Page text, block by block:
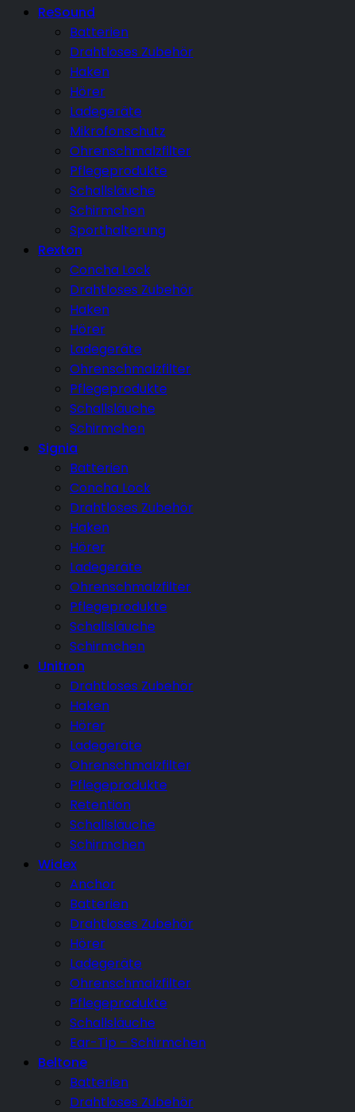
ReSound
Batterien
Drahtloses Zubehör
Haken
Hörer
Ladegeräte
Mikrofonschutz
Ohrenschmalzfilter
Pflegeprodukte
Schallsläuche
Schirmchen
Sporthalterung
Rexton
Concha Lock
Drahtloses Zubehör
Haken
Hörer
Ladegeräte
Ohrenschmalzfilter
Pflegeprodukte
Schallsläuche
Schirmchen
Signia
Batterien
Concha Lock
Drahtloses Zubehör
Haken
Hörer
Ladegeräte
Ohrenschmalzfilter
Pflegeprodukte
Schallsläuche
Schirmchen
Unitron
Drahtloses Zubehör
Haken
Hörer
Ladegeräte
Ohrenschmalzfilter
Pflegeprodukte
Retention
Schallsläuche
Schirmchen
Widex
Anchor
Batterien
Drahtloses Zubehör
Hörer
Ladegeräte
Ohrenschmalzfilter
Pflegeprodukte
Schallsläuche
Ear-Tip – Schirmchen
Beltone
Batterien
Drahtloses Zubehör